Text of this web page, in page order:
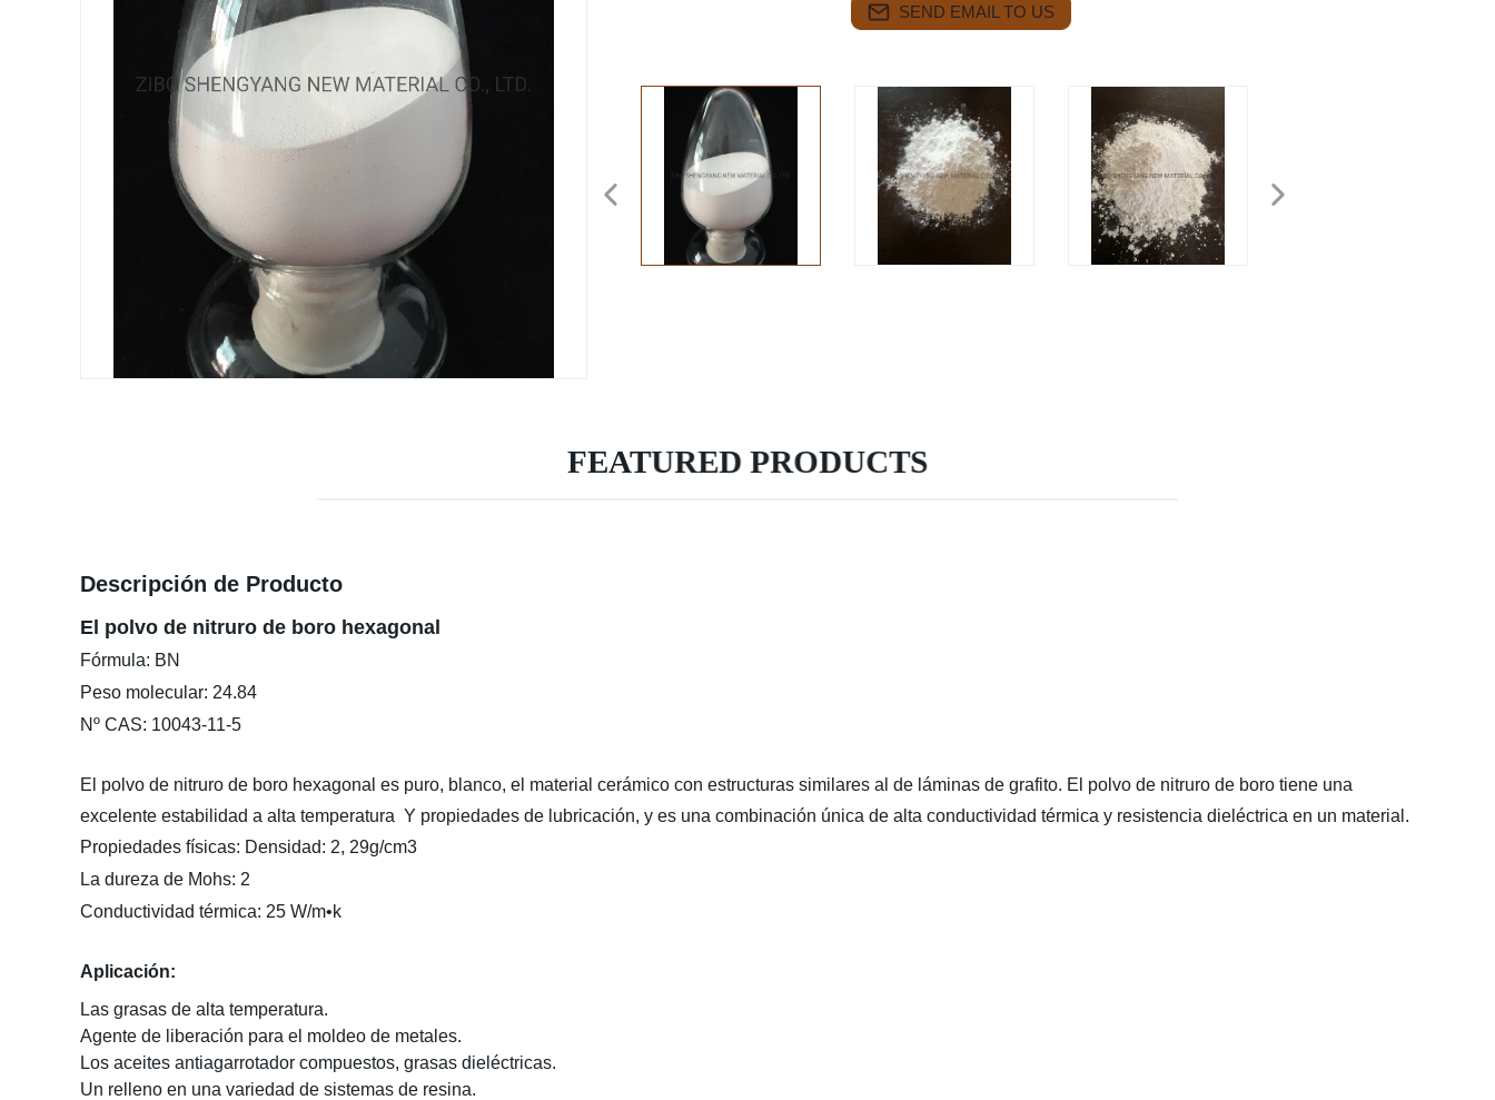
SEND EMAIL TO US
FEATURED PRODUCTS
Descripción de Producto
El polvo de nitruro de boro hexagonal
Fórmula: BN
Peso molecular: 24.84
Nº CAS: 10043-11-5
El polvo de nitruro de boro hexagonal es puro, blanco, el material cerámico con estructuras similares al de láminas de grafito. El polvo de nitruro de boro tiene una
excelente estabilidad a alta temperatura Y propiedades de lubricación, y es una combinación única de alta conductividad térmica y resistencia dieléctrica en un material.
Propiedades físicas: Densidad: 2, 29g/cm3
La dureza de Mohs: 2
Conductividad térmica: 25 W/m•k
Aplicación:
Las grasas de alta temperatura.
Agente de liberación para el moldeo de metales.
Los aceites antiagarrotador compuestos, grasas dieléctricas.
Un relleno en una variedad de sistemas de resina.